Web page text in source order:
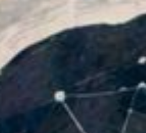
Cursos abiertos al público
Cursos In Situ
Cursos libres y de extensión
Programas especializados y
Microcredenciales
Configuración de
Dirección
Calle 19A #1 - 37 Este. Bloque K.
Teléfono
[+57]